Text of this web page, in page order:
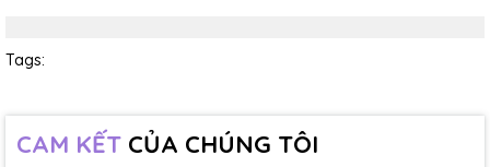
Tags:
CAM KẾT CỦA CHÚNG TÔI